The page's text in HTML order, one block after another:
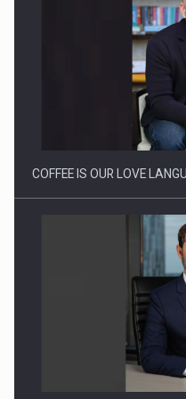
Proteinmaxxing and the
COFFEE IS OUR LOVE